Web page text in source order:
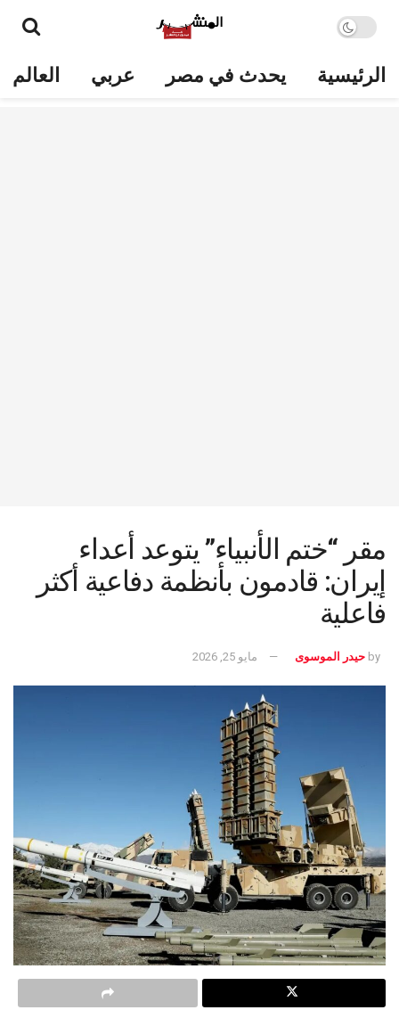
الرئيسية يحدث في مصر عربي العالم
مقر “ختم الأنبياء” يتوعد أعداء
إيران: قادمون بأنظمة دفاعية أكثر
فاعلية
by حيدر الموسوى مايو 25, 2026